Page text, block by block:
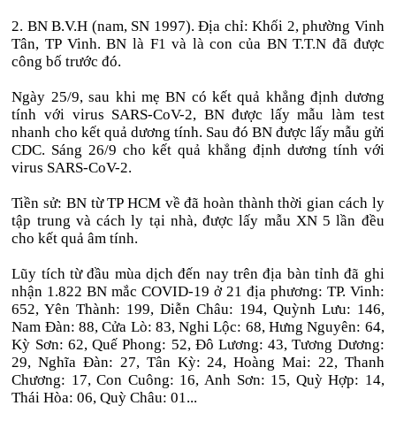
2. BN B.V.H (nam, SN 1997). Địa chỉ: Khối 2, phường Vinh
Tân, TP Vinh. BN là F1 và là con của BN T.T.N đã được
công bố trước đó.
Ngày 25/9, sau khi mẹ BN có kết quả khẳng định dương
tính với virus SARS-CoV-2, BN được lấy mẫu làm test
nhanh cho kết quả dương tính. Sau đó BN được lấy mẫu gửi
CDC. Sáng 26/9 cho kết quả khẳng định dương tính với
virus SARS-CoV-2.
Tiền sử: BN từ TP HCM về đã hoàn thành thời gian cách ly
tập trung và cách ly tại nhà, được lấy mẫu XN 5 lần đều
cho kết quả âm tính.
Lũy tích từ đầu mùa dịch đến nay trên địa bàn tỉnh đã ghi
nhận 1.822 BN mắc COVID-19 ở 21 địa phương: TP. Vinh:
652, Yên Thành: 199, Diễn Châu: 194, Quỳnh Lưu: 146,
Nam Đàn: 88, Cửa Lò: 83, Nghi Lộc: 68, Hưng Nguyên: 64,
Kỳ Sơn: 62, Quế Phong: 52, Đô Lương: 43, Tương Dương:
29, Nghĩa Đàn: 27, Tân Kỳ: 24, Hoàng Mai: 22, Thanh
Chương: 17, Con Cuông: 16, Anh Sơn: 15, Quỳ Hợp: 14,
Thái Hòa: 06, Quỳ Châu: 01...